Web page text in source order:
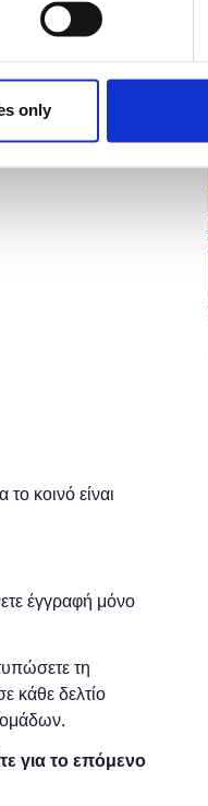
only
ζωή μας
και μέσα
και
το κοινό είναι
έγγραφή μόνο
τη
κάθε δελτίο
για το επόμενο